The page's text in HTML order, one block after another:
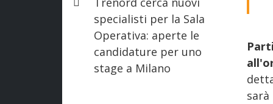
specialisti per la Sala
Operativa: aperte le
candidature per uno
stage a Milano